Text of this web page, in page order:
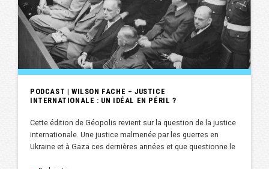
PODCAST | WILSON FACHE – JUSTICE
INTERNATIONALE : UN IDÉAL EN PÉRIL ?
Cette édition de Géopolis revient sur la question de la justice
internationale. Une justice malmenée par les guerres en
Ukraine et à Gaza ces dernières années et que questionne le